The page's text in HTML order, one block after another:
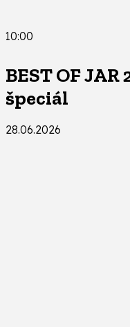
10:00
BEST OF
špeciál
28.06.2026